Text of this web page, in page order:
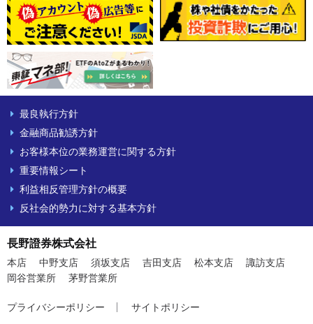
最良執行方針
金融商品勧誘方針
お客様本位の業務運営に関する方針
重要情報シート
利益相反管理方針の概要
反社会的勢力に対する基本方針
長野證券株式会社
本店 中野支店 須坂支店 吉田支店 松本支店
諏訪支店
岡谷営業所
茅野営業所
プライバシーポリシー サイトポリシー